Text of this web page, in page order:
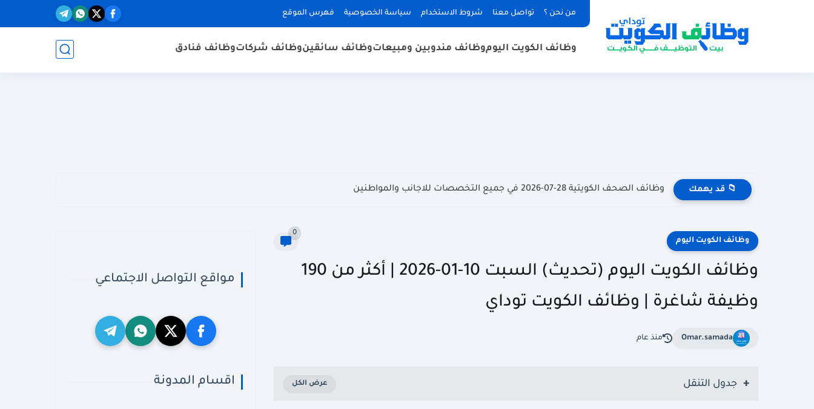
من نحن ؟ تواصل معنا شروط الاستخدام سياسة الخصوصية فهرس الموقع
وظائف الكويت اليوموظائف مندوبين ومبيعاتوظائف سائقينوظائف شركاتوظائف فنادق
📁 قد يهمك وظائف الصحف الكويتية 28-07-2026 في جميع التخصصات للاجانب والمواطنين
وظائف الكويت اليوم
0
وظائف الكويت اليوم (تحديث) السبت 10-01-2026 | أكثر من 190
وظيفة شاغرة | وظائف الكويت توداي
Omar.samada منذ عام
جدول التنقل
مواقع التواصل الاجتماعي
اقسام المدونة